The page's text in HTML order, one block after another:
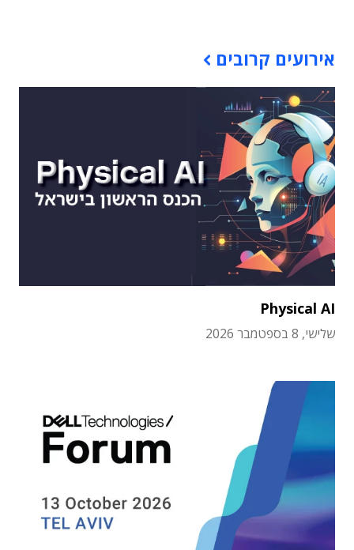
אירועים קרובים
Physical AI
שלישי, 8 בספטמבר 2026